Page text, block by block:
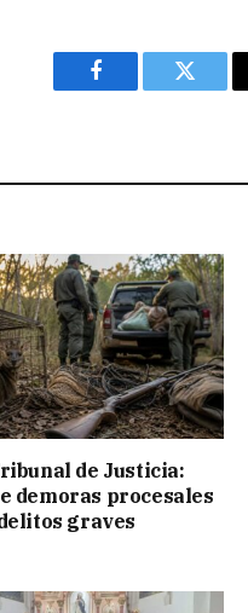
Facebook Twitter
de Justicia:
demoras procesales
graves